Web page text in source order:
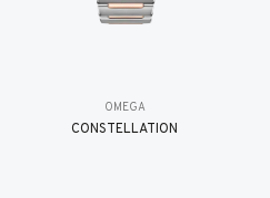
OMEGA
CONSTELLATION